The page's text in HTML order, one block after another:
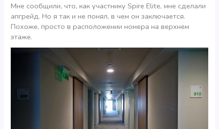
Мне сообщили, что, как участнику Spire Elite, мне сделали
апгрейд. Но я так и не понял, в чем он заключается.
Похоже, просто в расположении номера на верхнем
этаже.